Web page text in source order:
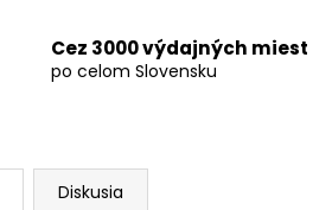
Cez 3000 výdajných miest
po celom Slovensku
Diskusia